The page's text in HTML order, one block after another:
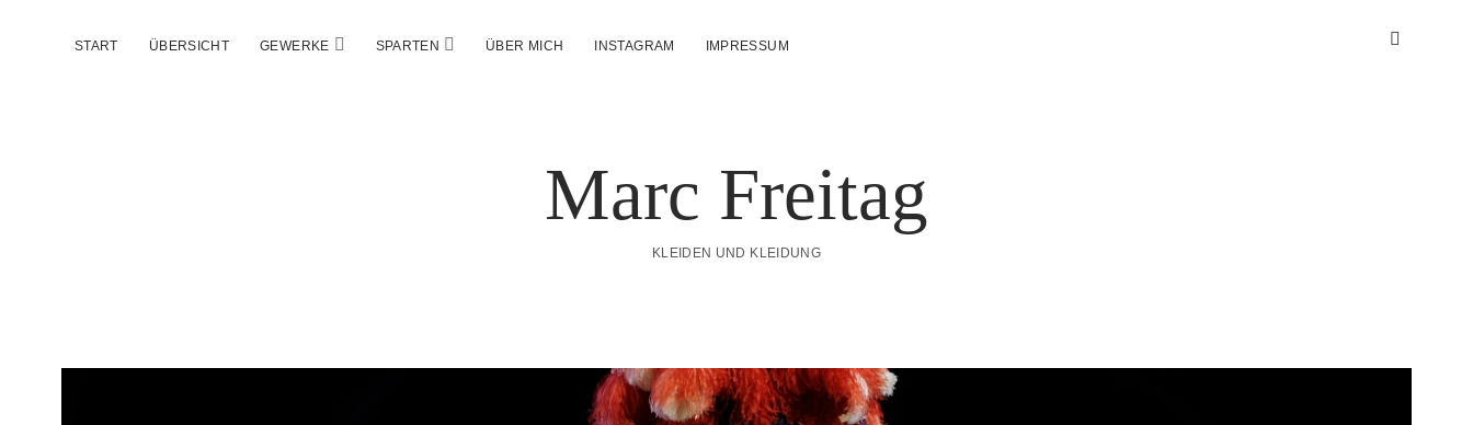
START ÜBERSICHT GEWERKE Menü SPARTEN MenüÜBER MICH INSTAGRAM IMPRESSUM
Marc Freitag
KLEIDEN UND KLEIDUNG